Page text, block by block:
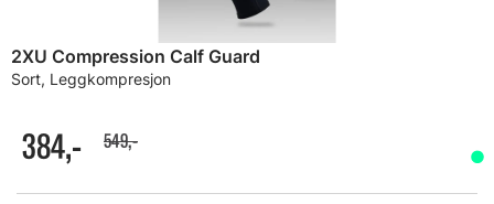
2XU Compression Calf Guard
Sort, Leggkompresjon
384,- 549,-